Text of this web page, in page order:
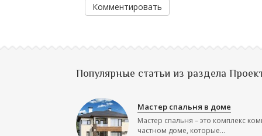
Комментировать
Популярные статьи из раздела
Мастер спальня в доме
Мастер спальня – это комплекс
частном доме, которые...